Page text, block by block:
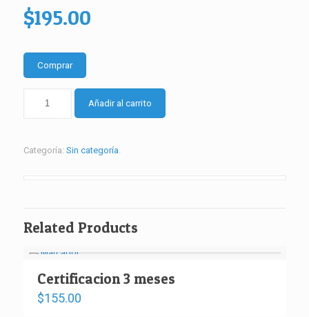
$195.00
Comprar
individual
–
–
inicial
Añadir al carrito
Categoría: Sin categoría.
Related Products
Certificacion 3 meses
$155.00